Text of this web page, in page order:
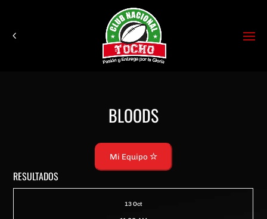
BLOODS
Mi Equipo
RESULTADOS
13 Oct